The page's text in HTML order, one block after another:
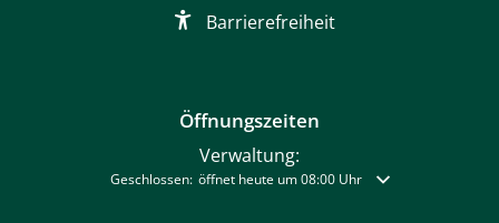
Barrierefreiheit
Öffnungszeiten
Verwaltung:
Klicken, um weitere Öffnungs- oder Schließzeiten
Geschlossen: öffnet heute um 08:00 Uhr